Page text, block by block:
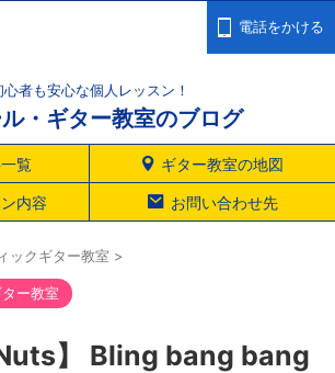
電話をかける
心者も安心な個人レッスン！
・ギター教室のブログ
覧 ギター教室の地図
内容 お問い合わせ先
ックギター教室 >
ー教室
】 Bling bang bang